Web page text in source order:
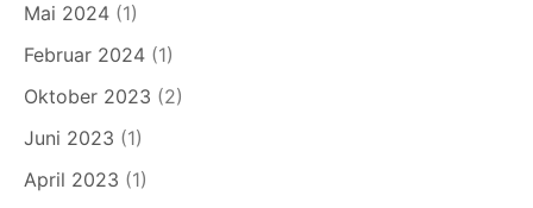
Mai 2024 (1)
Februar 2024 (1)
Oktober 2023 (2)
Juni 2023 (1)
April 2023 (1)